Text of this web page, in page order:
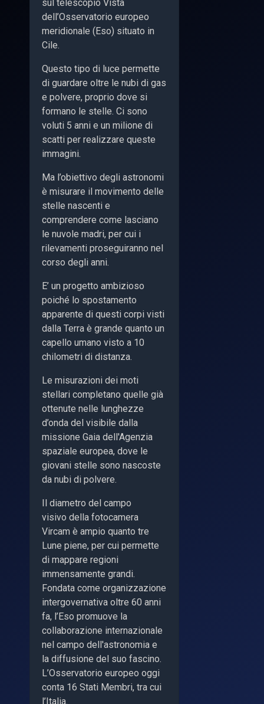
sul telescopio Vista
dell’Osservatorio europeo
meridionale (Eso) situato in
Cile.
Questo tipo di luce permette
di guardare oltre le nubi di gas
e polvere, proprio dove si
formano le stelle. Ci sono
voluti 5 anni e un milione di
scatti per realizzare queste
immagini.
Ma l’obiettivo degli astronomi
è misurare il movimento delle
stelle nascenti e
comprendere come lasciano
le nuvole madri, per cui i
rilevamenti proseguiranno nel
corso degli anni.
E’ un progetto ambizioso
poiché lo spostamento
apparente di questi corpi visti
dalla Terra è grande quanto un
capello umano visto a 10
chilometri di distanza.
Le misurazioni dei moti
stellari completano quelle già
ottenute nelle lunghezze
d’onda del visibile dalla
missione Gaia dell'Agenzia
spaziale europea, dove le
giovani stelle sono nascoste
da nubi di polvere.
Il diametro del campo
visivo della fotocamera
Vircam è ampio quanto tre
Lune piene, per cui permette
di mappare regioni
immensamente grandi.
Fondata come organizzazione
intergovernativa oltre 60 anni
fa, l’Eso promuove la
collaborazione internazionale
nel campo dell'astronomia e
la diffusione del suo fascino.
L’Osservatorio europeo oggi
conta 16 Stati Membri, tra cui
l’Italia.